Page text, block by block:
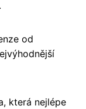
od
která nejlépe